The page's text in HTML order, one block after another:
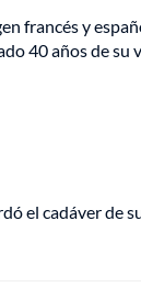
francés y
40 años de su
el cadáver de